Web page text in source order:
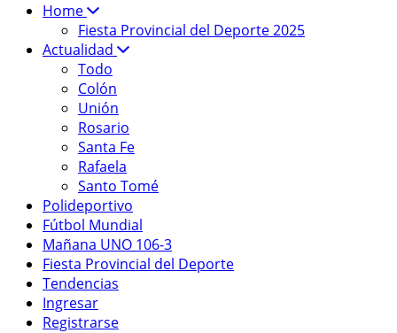
Home
Fiesta Provincial del Deporte 2025
Actualidad
Todo
Colón
Unión
Rosario
Santa Fe
Rafaela
Santo Tomé
Polideportivo
Fútbol Mundial
Mañana UNO 106-3
Fiesta Provincial del Deporte
Tendencias
Ingresar
Registrarse